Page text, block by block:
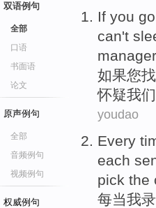
双语例句
全部
口语
书面语
论文
原声例句
全部
音频例句
视频例句
权威例句
If you
can't
manager
如果您
怀疑我们
youdao
Every
each
pick the
每当我